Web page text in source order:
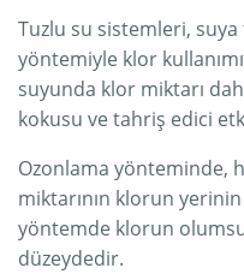
Tuzlu su sistemleri,
yöntemiyle klor
suyunda klor miktarı
kokusu ve tahriş edici
Ozonlama yönteminde,
miktarının klorun yerinin
yöntemde klorun
düzeydedir.